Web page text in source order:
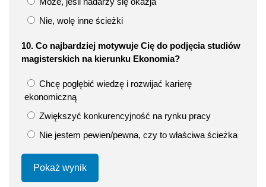
Nie, wolę inne ścieżki
10. Co najbardziej motywuje Cię do podjęcia studiów
magisterskich na kierunku Ekonomia?
Chcę pogłębić wiedzę i rozwijać karierę
ekonomiczną
Zwiększyć konkurencyjność na rynku pracy
Nie jestem pewien/pewna, czy to właściwa ścieżka
Pokaż wynik